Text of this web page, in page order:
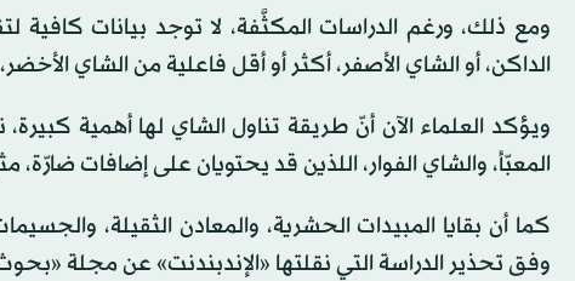
ومع ذلك، ورغم الدراسات المكثَّفة، لا توجد بيانات كافية
الداكن، أو الشاي الأصفر، أكثر أو أقل فاعلية من الشاي
ويؤكد العلماء الآن أنّ طريقة تناول الشاي لها أهمية
المعبّأ، والشاي الفوار، اللذين قد يحتويان على إضافات ضارّة،
كما أن بقايا المبيدات الحشرية، والمعادن الثقيلة،
وفق تحذير الدراسة التي نقلتها «الإندبندنت» عن مجلة